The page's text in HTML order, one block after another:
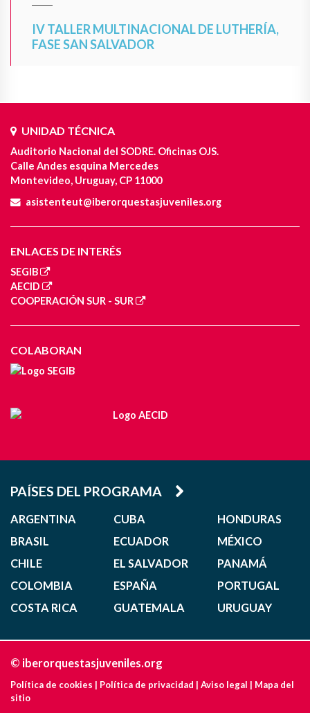
IV TALLER MULTINACIONAL DE LUTHERÍA,
FASE SAN SALVADOR
UNIDAD TÉCNICA
Auditorio Nacional del SODRE. Oficinas OJS.
Calle Andes esquina Mercedes
Montevideo, Uruguay, CP 11000
asistenteut@iberorquestasjuveniles.org
ENLACES DE INTERÉS
SEGIB
AECID
COOPERACIÓN SUR - SUR
COLABORAN
PAÍSES DEL PROGRAMA
ARGENTINA
BRASIL
CHILE
COLOMBIA
COSTA RICA
CUBA
ECUADOR
EL SALVADOR
ESPAÑA
GUATEMALA
HONDURAS
MÉXICO
PANAMÁ
PORTUGAL
URUGUAY
© iberorquestasjuveniles.org
Política de cookies | Política de privacidad | Aviso legal | Mapa del
sitio